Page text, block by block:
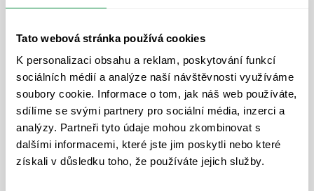
Tato webová stránka používá cookies
K personalizaci obsahu a reklam, poskytování funkcí
sociálních médií a analýze naší návštěvnosti využíváme
soubory cookie. Informace o tom, jak náš web používáte,
sdílíme se svými partnery pro sociální média, inzerci a
analýzy. Partneři tyto údaje mohou zkombinovat s
dalšími informacemi, které jste jim poskytli nebo které
získali v důsledku toho, že používáte jejich služby.
Dan Heuer
Spoluzakladatel a garant metodiky ESG
IMPACT METRICS
Dan je díky své expertíze v oblasti ESG reportingu hlavou